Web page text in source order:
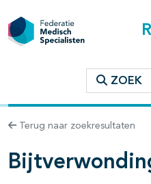
ZOEK
Terug naar zoekresultaten
binnen deze richtlijn